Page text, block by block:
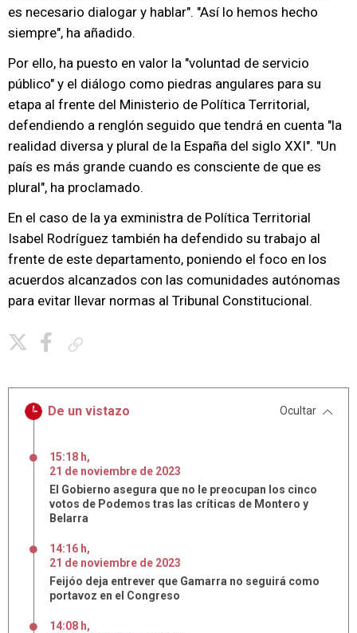
es necesario dialogar y hablar". "Así lo hemos hecho
siempre", ha añadido.
Por ello, ha puesto en valor la "voluntad de servicio
público" y el diálogo como piedras angulares para su
etapa al frente del Ministerio de Política Territorial,
defendiendo a renglón seguido que tendrá en cuenta "la
realidad diversa y plural de la España del siglo XXI". "Un
país es más grande cuando es consciente de que es
plural", ha proclamado.
En el caso de la ya exministra de Política Territorial
Isabel Rodríguez también ha defendido su trabajo al
frente de este departamento, poniendo el foco en los
acuerdos alcanzados con las comunidades autónomas
para evitar llevar normas al Tribunal Constitucional.
De un vistazo Ocultar
15:18 h,
21 de noviembre de 2023
El Gobierno asegura que no le preocupan los cinco
votos de Podemos tras las críticas de Montero y
Belarra
14:16 h,
21 de noviembre de 2023
Feijóo deja entrever que Gamarra no seguirá como
portavoz en el Congreso
14:08 h,